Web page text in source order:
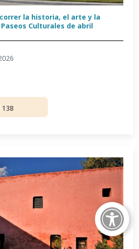
la historia, el arte y la
Culturales de abril
138